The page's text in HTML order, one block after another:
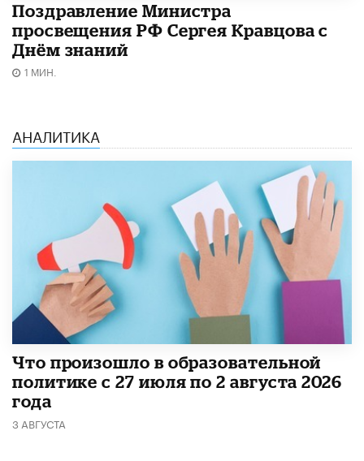
Поздравление Министра
просвещения РФ Сергея Кравцова с
Днём знаний
1 МИН.
АНАЛИТИКА
​Что произошло в образовательной
политике с 27 июля по 2 августа 2026
года
3 АВГУСТА